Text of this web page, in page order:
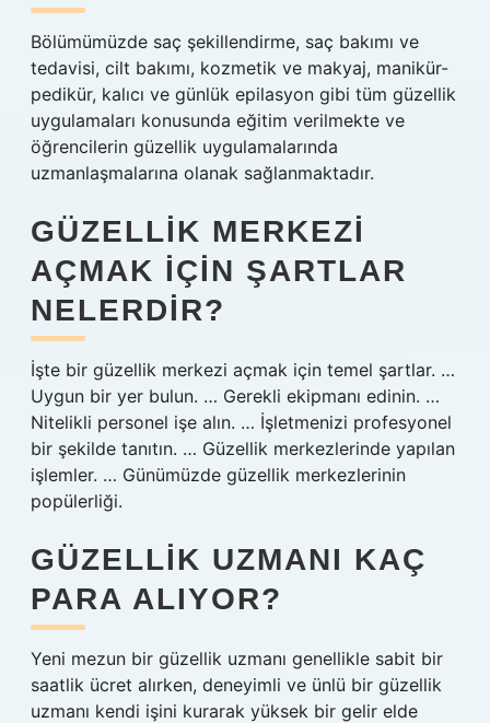
Bölümümüzde saç şekillendirme, saç bakımı ve
tedavisi, cilt bakımı, kozmetik ve makyaj, manikür-
pedikür, kalıcı ve günlük epilasyon gibi tüm güzellik
uygulamaları konusunda eğitim verilmekte ve
öğrencilerin güzellik uygulamalarında
uzmanlaşmalarına olanak sağlanmaktadır.
GÜZELLIK MERKEZI
AÇMAK IÇIN ŞARTLAR
NELERDIR?
İşte bir güzellik merkezi açmak için temel şartlar. …
Uygun bir yer bulun. … Gerekli ekipmanı edinin. …
Nitelikli personel işe alın. … İşletmenizi profesyonel
bir şekilde tanıtın. … Güzellik merkezlerinde yapılan
işlemler. … Günümüzde güzellik merkezlerinin
popülerliği.
GÜZELLIK UZMANI KAÇ
PARA ALIYOR?
Yeni mezun bir güzellik uzmanı genellikle sabit bir
saatlik ücret alırken, deneyimli ve ünlü bir güzellik
uzmanı kendi işini kurarak yüksek bir gelir elde